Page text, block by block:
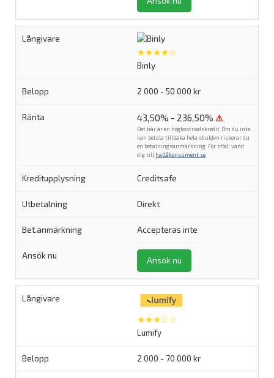
★★★★☆
Binly
2 000 - 50 000 kr
43,50% - 236,50% ⚠
Det här är en högkostnadskredit. Om du inte
kan betala tillbaka hela skulden riskerar du
en betalningsanmärkning. För stöd, vänd
dig till hallåkonsument.se
Creditsafe
Direkt
Accepteras inte
Ansök nu
★★★☆☆
Lumify
2 000 - 70 000 kr